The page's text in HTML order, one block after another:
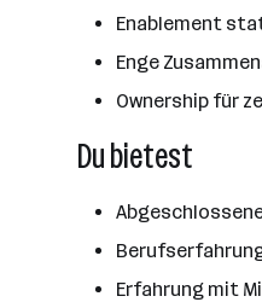
Enablement
Enge
Ownership für
Du bietest
Erfahrung mit